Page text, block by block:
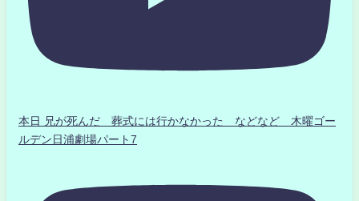
本日 兄が死んだ 葬式には行かなかった などなど 木曜ゴー
ルデン日浦劇場パート7